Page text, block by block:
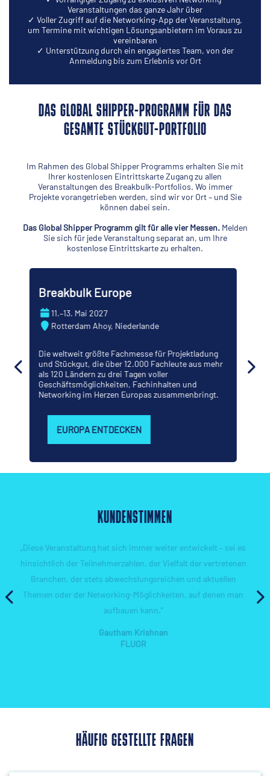
Veranstaltungen das ganze Jahr über
✓ Voller Zugriff auf die Networking-App der Veranstaltung,
um Termine mit wichtigen Lösungsanbietern im Voraus zu
vereinbaren
✓ Unterstützung durch ein engagiertes Team, von der
Anmeldung bis zum Erlebnis vor Ort
DAS GLOBAL SHIPPER-PROGRAMM FÜR DAS
GESAMTE STÜCKGUT-PORTFOLIO
Im Rahmen des Global Shipper Programms erhalten Sie mit
Ihrer kostenlosen Eintrittskarte Zugang zu allen
Veranstaltungen des Breakbulk-Portfolios. Wo immer
Projekte vorangetrieben werden, sind wir vor Ort – und Sie
können dabei sein.
Das Global Shipper Programm gilt für alle vier Messen.Melden
Sie sich für jede Veranstaltung separat an, um Ihre
kostenlose Eintrittskarte zu erhalten.
Breakbulk Americas
22.–23. September 2026
George R. Brown Convention Center, Houston,
Die führende Fachmesse für Projektladungen in
Amerika findet in der Energiehauptstadt der Welt
statt – dort, wo die wichtigsten
Projektentscheidungen der Region getroffen und
Geschäfte abgeschlossen werden.
AMERIKA ENTDECKEN
KUNDENSTIMMEN
sei es
man
Jikang Choi
SAMSUNG E&A
„Wenn du dein Netzwerk erweitern möchtest, empfehle ich
dir, beizutreten.“
HÄUFIG GESTELLTE FRAGEN